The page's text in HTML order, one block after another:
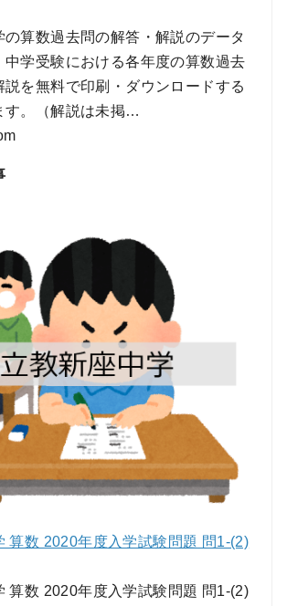
の算数過去問の解答・解説のデータ
中学受験における各年度の算数過去
説を無料で印刷・ダウンロードする
す。（解説は未掲…
算数 2020年度入学試験問題 問1-(2)
算数 2020年度入学試験問題 問1-(2)